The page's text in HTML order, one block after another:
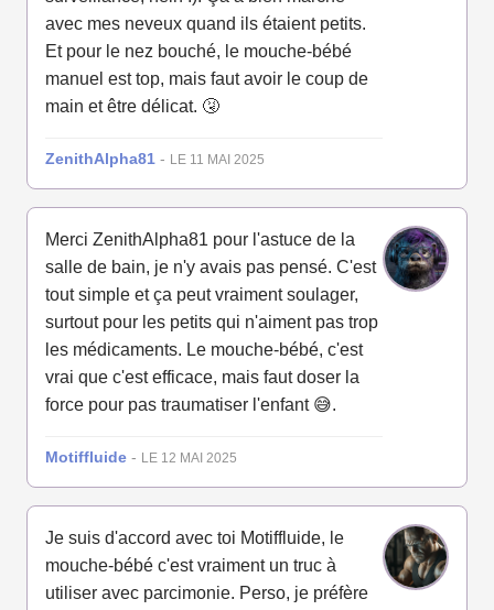
avec mes neveux quand ils étaient petits.
Et pour le nez bouché, le mouche-bébé
manuel est top, mais faut avoir le coup de
main et être délicat. 🤧
ZenithAlpha81 - LE 11 MAI 2025
Merci ZenithAlpha81 pour l'astuce de la
salle de bain, je n'y avais pas pensé. C'est
tout simple et ça peut vraiment soulager,
surtout pour les petits qui n'aiment pas trop
les médicaments. Le mouche-bébé, c'est
vrai que c'est efficace, mais faut doser la
force pour pas traumatiser l'enfant 😅.
Motiffluide - LE 12 MAI 2025
Je suis d'accord avec toi Motiffluide, le
mouche-bébé c'est vraiment un truc à
utiliser avec parcimonie. Perso, je préfère